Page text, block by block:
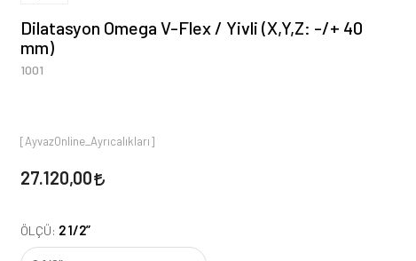
Dilatasyon Omega V-Flex / Yivli (X,Y,Z: -/+ 40
mm)
1001
[AyvazOnline_Ayrıcalıkları]
27.120,00
ÖLÇÜ: 2 1/2”